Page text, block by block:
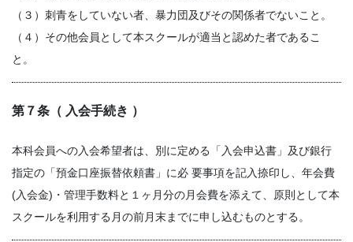
（３）刺青をしていない者、暴力団及びその関係者でないこと。
（４）その他会員として本スクールが適当と認めた者であるこ
と。
第７条（ 入会手続き ）
本科会員への入会希望者は、別に定める「入会申込書」及び銀行
指定の「預金口座振替依頼書」に必 要事項を記入捺印し、年会費
(入会金)・管理手数料と１ヶ月分の月会費を添えて、原則として本
スクールを利用する月の前月末までに申し込むものとする。